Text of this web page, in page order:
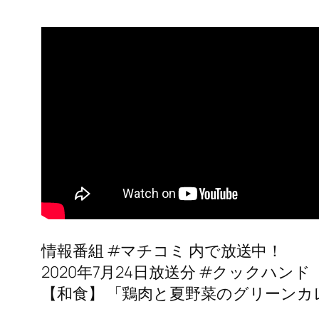
情報番組 #マチコミ 内で放送中！
2020年7月24日放送分 #クックハンド
【和食】 「鶏肉と夏野菜のグリーンカ